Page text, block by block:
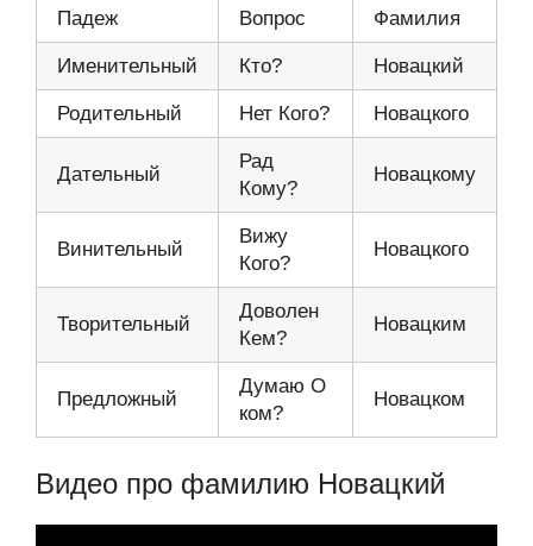
Падеж Вопрос Фамилия
Именительный Кто? Новацкий
Родительный Нет Кого? Новацкого
Дательный
Рад
Кому?
Новацкому
Винительный
Вижу
Кого?
Новацкого
Творительный
Доволен
Кем?
Новацким
Предложный
Думаю О
ком?
Новацком
Видео про фамилию Новацкий